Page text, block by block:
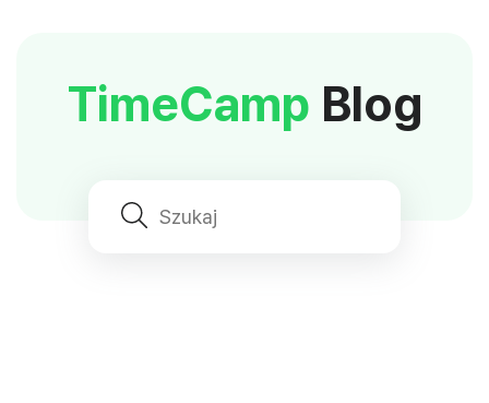
TimeCamp Blog